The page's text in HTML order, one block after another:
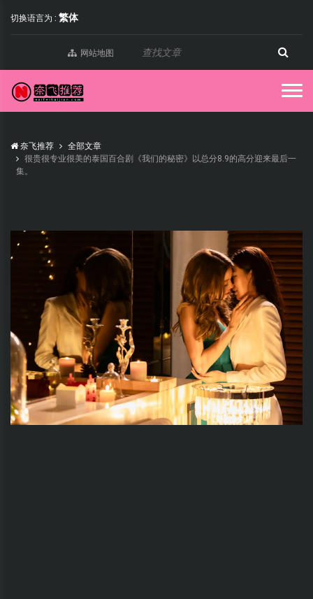
切换语言为 : 繁体
网站地图
奈飞推荐
全部文章
很贵很专业很美的泰国百合剧《我们的秘密》以总分8.9的高分迎来最后一
集。